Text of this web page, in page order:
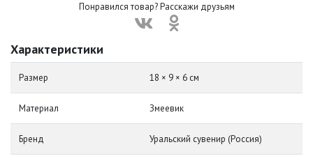
Понравился товар? Расскажи друзьям
Характеристики
Размер 18 × 9 × 6 см
Материал Змеевик
Бренд Уральский сувенир (Россия)